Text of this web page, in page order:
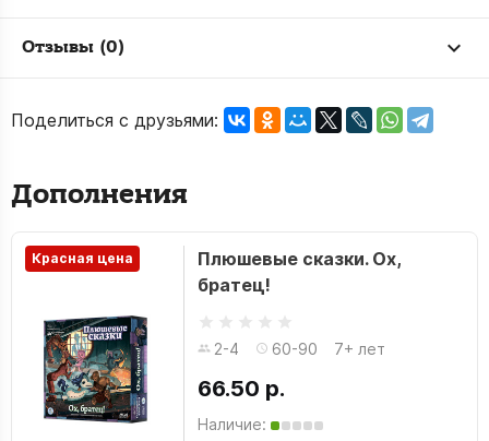
Отзывы (0)
Поделиться с друзьями:
Дополнения
Красная цена
Плюшевые сказки. Ох,
братец!
2-4 60-90 7+ лет
66.50 р.
Наличие: